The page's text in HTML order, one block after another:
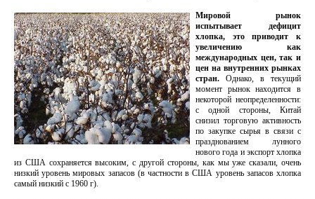
Мировой рынок
испытывает дефицит
хлопка, это приводит к
увеличению как
международных цен, так и
цен на внутренних рынках
стран. Однако, в текущий
момент рынок находится в
некоторой неопределенности:
с одной стороны, Китай
снизил торговую активность
по закупке сырья в связи с
празднованием лунного
нового года и экспорт хлопка
из США сохраняется высоким, с другой стороны, как мы уже сказали, очень
низкий уровень мировых запасов (в частности в США уровень запасов хлопка
самый низкий с 1960 г).